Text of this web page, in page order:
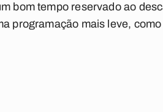
bom tempo reservado ao
programação mais leve,